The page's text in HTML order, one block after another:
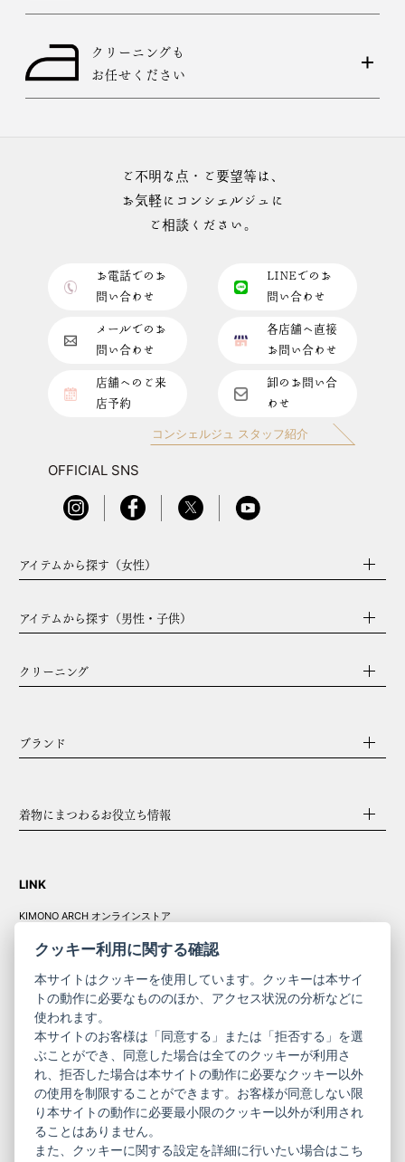
クリーニングも
お任せください
ご不明な点・ご要望等は、
お気軽にコンシェルジュに
ご相談ください。
お電話でのお
問い合わせ
LINEでのお
問い合わせ
メールでのお
問い合わせ
各店舗へ直接
お問い合わせ
店舗へのご来
店予約
卸のお問い合
わせ
コンシェルジュ スタッフ紹介
OFFICIAL SNS
アイテムから探す（女性）
アイテムから探す（男性・子供）
クリーニング
ブランド
着物にまつわるお役立ち情報
LINK
KIMONO ARCH オンラインストア
コーポレート
サイト
きものやまと振
袖
サイト
ニュースレター
ご利用案内
お問い合わせ
プライバシーポリシー
特定商取引法に基づく表記
クッキー利用に関する確認
本サイトはクッキーを使用しています。クッキーは本サイ
トの動作に必要なもののほか、アクセス状況の分析などに
使われます。
本サイトのお客様は「同意する」または「拒否する」を選
ぶことができ、同意した場合は全てのクッキーが利用さ
れ、拒否した場合は本サイトの動作に必要なクッキー以外
の使用を制限することができます。お客様が同意しない限
り本サイトの動作に必要最小限のクッキー以外が利用され
ることはありません。
また、クッキーに関する設定を詳細に行いたい場合はこち